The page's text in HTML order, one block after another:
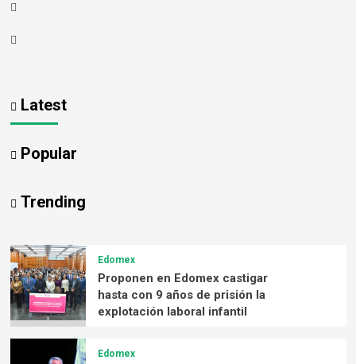
Latest
Popular
Trending
Edomex
Proponen en Edomex castigar
hasta con 9 años de prisión la
explotación laboral infantil
Edomex